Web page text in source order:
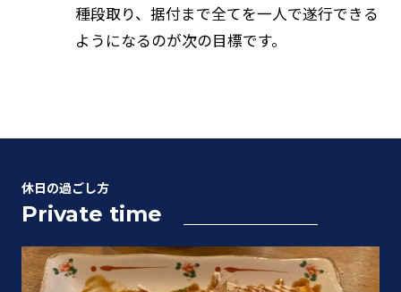
種段取り、据付まで全てを一人で遂行できる
ようになるのが次の目標です。
休日の過ごし方
Private time